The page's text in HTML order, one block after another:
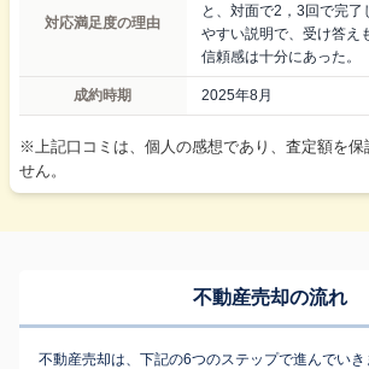
対応満足度の理由
と、対面で2，3回で完了
やすい説明で、受け答え
信頼感は十分にあった。
成約時期 2025年8月
※上記口コミは、個人の感想であり、査定額を保
せん。
不動産売却の流れ
不動産売却は、下記の6つのステップで進んでいき